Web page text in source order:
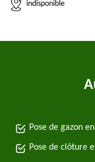
indisponible
Pose de gazon
Pose de clôture